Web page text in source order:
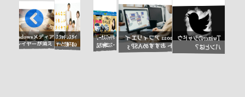
Windowsメディア
プレイヤーが消え
スタッドレスタイ
ヤへの交換不要の
オールシーズンタ
オリックスカーリ
ースは車検代も込
みで人気車種に乗
2022 アフィリエイ
ト おすすめASP 5
選
Twitterのシャドウ
バンとは？